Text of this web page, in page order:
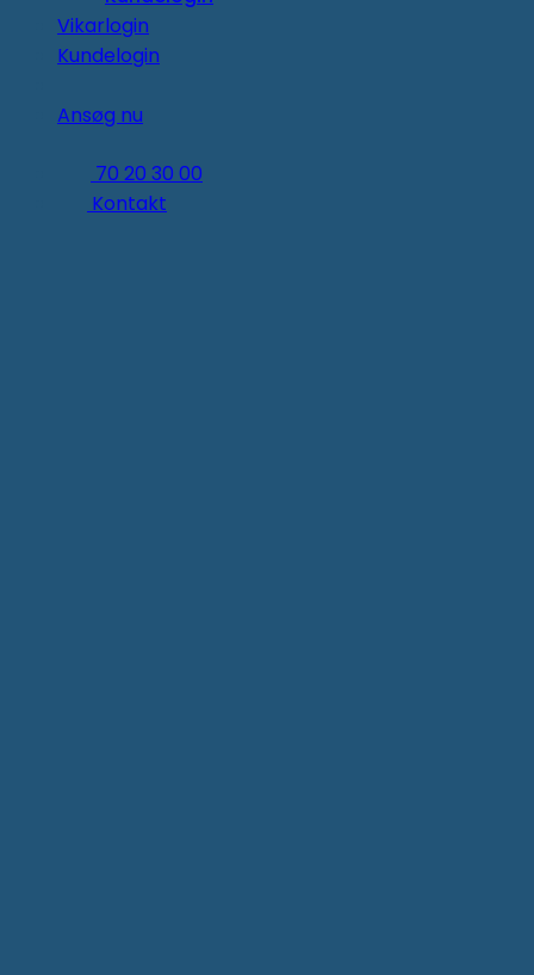
Vikarlogin
Kundelogin
Ansøg nu
70 20 30 00
Kontakt